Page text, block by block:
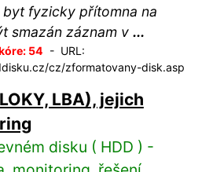
fyzicky přítomna na
smazán záznam v ...
54 - URL:
cz/zformatovany-disk.asp
LBA), jejich
disku ( HDD ) -